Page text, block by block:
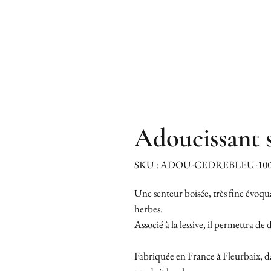
Adoucissant
SKU : ADOU-CEDREBLEU-
Une senteur boisée, très fine
herbes.
Associé à la lessive, il permettra
Fabriquée en France à Fleurbaix,